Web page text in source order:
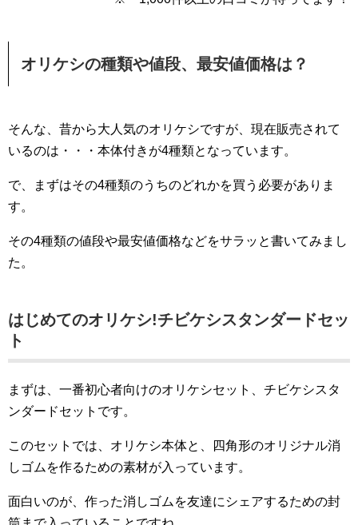
オリケシの種類や値段、最安値価格は？
そんな、昔から大人気のオリケシですが、現在販売されて
いるのは・・・本体付きが4種類となっています。
で、まずはその4種類のうちのどれかを買う必要がありま
す。
その4種類の値段や最安値価格などをサラッと書いてみまし
た。
はじめてのオリケシ!チビケシスタンダードセッ
ト
まずは、一番初心者向けのオリケシセット、チビケシスタ
ンダードセットです。
このセットでは、オリケシ本体と、四角形のオリジナル消
しゴムを作るための素材が入っています。
面白いのが、作った消しゴムを友達にシェアするための封